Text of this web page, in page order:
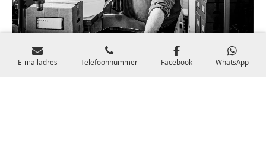
E-mailadres Telefoonnummer Facebook WhatsApp